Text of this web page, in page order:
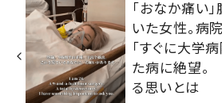
「おなか痛い
いた女性。
「すぐに大学
た病に絶望。
る思いとは